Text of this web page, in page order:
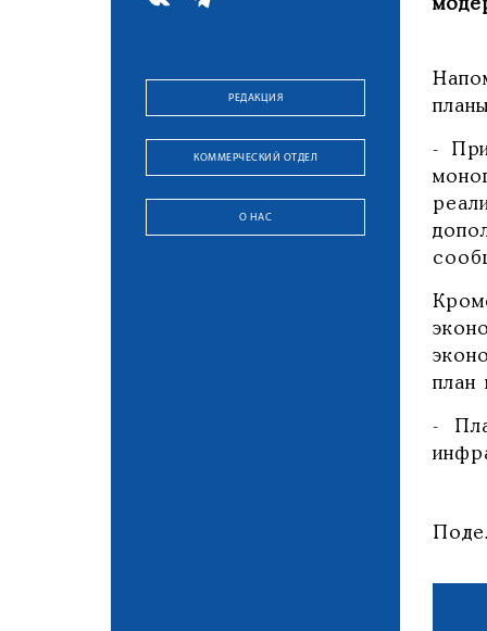
РЕДАКЦИЯ
КОММЕРЧЕСКИЙ ОТДЕЛ
О НАС
-
план
-